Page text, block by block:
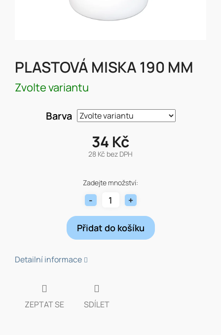
PLASTOVÁ MISKA 190 MM
Zvolte variantu
Barva
34 Kč
28 Kč bez DPH
cena:
Zadejte množství:
Přidat do košíku
Detailní informace
ZEPTAT SE SDÍLET